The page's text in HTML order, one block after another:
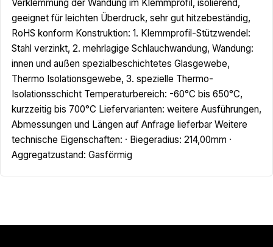
Verklemmung der Wandung im Klemmprofil, isolierend,
geeignet für leichten Überdruck, sehr gut hitzebeständig,
RoHS konform Konstruktion: 1. Klemmprofil-Stützwendel:
Stahl verzinkt, 2. mehrlagige Schlauchwandung, Wandung:
innen und außen spezialbeschichtetes Glasgewebe,
Thermo Isolationsgewebe, 3. spezielle Thermo-
Isolationsschicht Temperaturbereich: -60°C bis 650°C,
kurzzeitig bis 700°C Liefervarianten: weitere Ausführungen,
Abmessungen und Längen auf Anfrage lieferbar Weitere
technische Eigenschaften: · Biegeradius: 214,00mm ·
Aggregatzustand: Gasförmig